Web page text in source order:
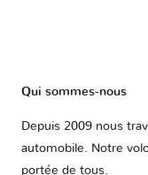
Qui sommes-nous
Depuis 2009 nous
automobile. Notre
portée de tous.